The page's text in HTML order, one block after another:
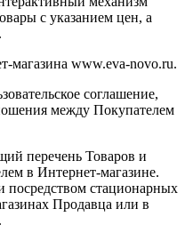
с указанием цен, а
магазина www.eva-novo.ru.
соглашение,
между Покупателем
перечень Товаров и
в Интернет-магазине.
посредством стационарных
Продавца или в